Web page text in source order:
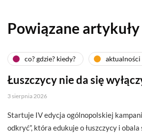
Powiązane artykuły
co? gdzie? kiedy? aktualności
Łuszczycy nie da się
3 sierpnia 2026
Startuje IV edycja ogólnopolskiej
odkryć”, która edukuje o łuszczycy i